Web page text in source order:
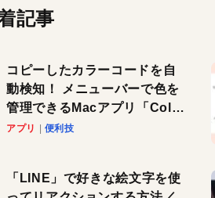
記事
コピーしたカラーコードを自
動検知！ メニューバーで色を
管理できるMacアプリ「Color
Copy Bucket」
アプリ 便利技
「LINE」で好きな絵文字を使